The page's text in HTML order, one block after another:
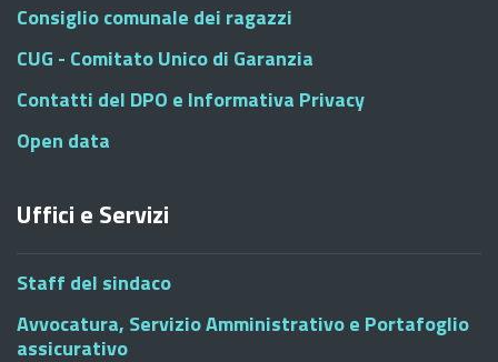
Consiglio comunale dei ragazzi
CUG - Comitato Unico di Garanzia
Contatti del DPO e Informativa Privacy
Open data
Uffici e Servizi
Staff del sindaco
Avvocatura, Servizio Amministrativo e Portafoglio
assicurativo